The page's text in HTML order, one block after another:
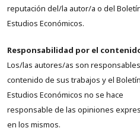
reputación del/la autor/a o del
Estudios Económicos.
Responsabilidad por el
Los/las autores/as son
contenido de sus trabajos y el
Estudios Económicos no se hace
responsable de las opiniones
en los mismos.